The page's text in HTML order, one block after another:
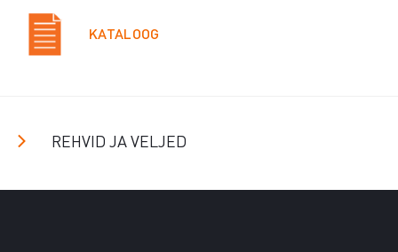
KATALOOG
REHVID JA VELJED